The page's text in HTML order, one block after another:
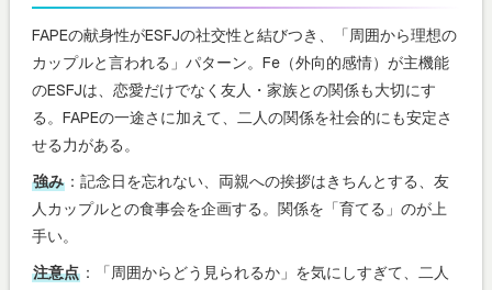
FAPEの献身性がESFJの社交性と結びつき、「周囲から理想の
カップルと言われる」パターン。Fe（外向的感情）が主機能
のESFJは、恋愛だけでなく友人・家族との関係も大切にす
る。FAPEの一途さに加えて、二人の関係を社会的にも安定さ
せる力がある。
強み ：記念日を忘れない、両親への挨拶はきちんとする、友
人カップルとの食事会を企画する。関係を「育てる」のが上
手い。
注意点 ：「周囲からどう見られるか」を気にしすぎて、二人